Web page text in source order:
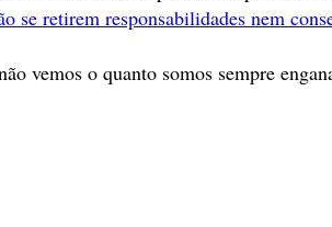
se retirem responsabilidades nem
vemos o quanto somos sempre